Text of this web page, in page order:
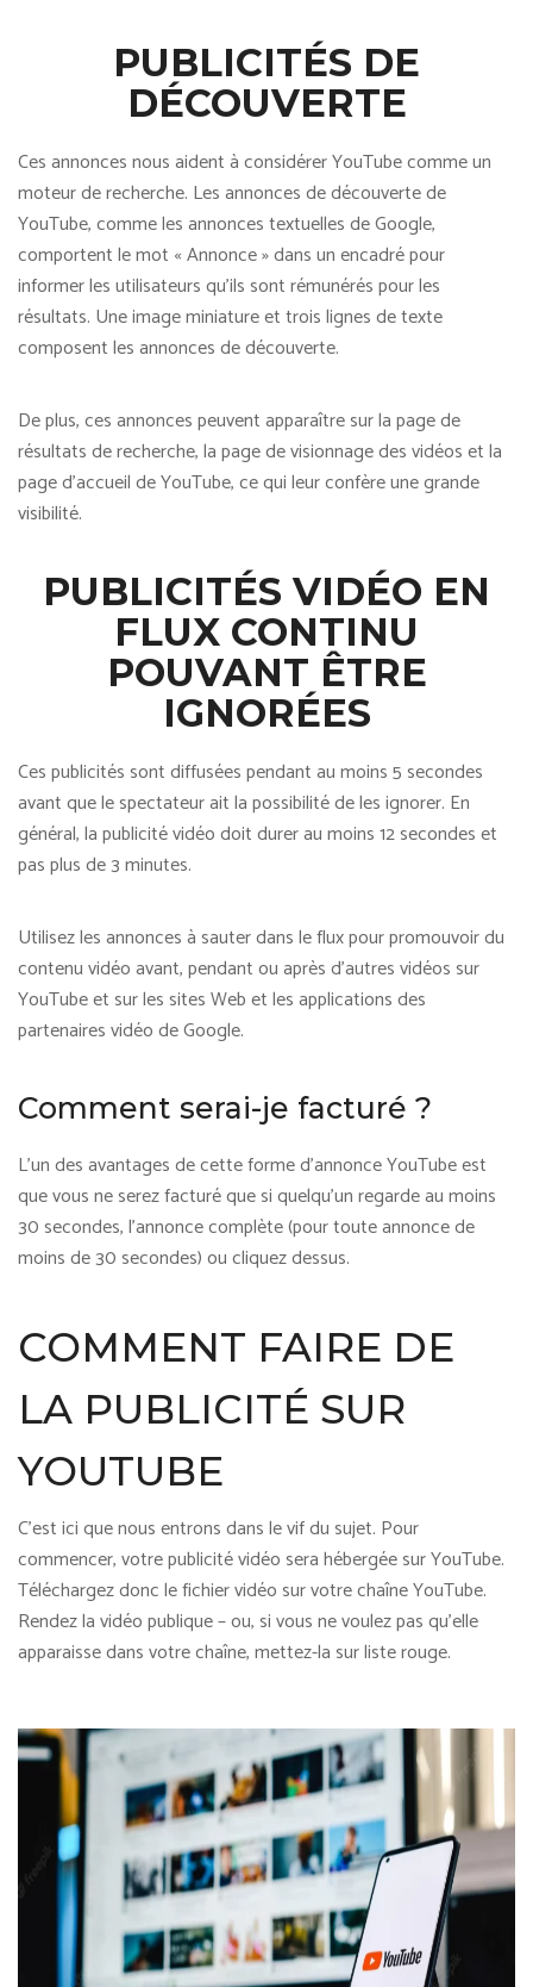
PUBLICITÉS DE
DÉCOUVERTE
Ces annonces nous aident à considérer YouTube comme un
moteur de recherche. Les annonces de découverte de
YouTube, comme les annonces textuelles de Google,
comportent le mot « Annonce » dans un encadré pour
informer les utilisateurs qu’ils sont rémunérés pour les
résultats. Une image miniature et trois lignes de texte
composent les annonces de découverte.
De plus, ces annonces peuvent apparaître sur la page de
résultats de recherche, la page de visionnage des vidéos et la
page d’accueil de YouTube, ce qui leur confère une grande
visibilité.
PUBLICITÉS VIDÉO EN
FLUX CONTINU
POUVANT ÊTRE
IGNORÉES
Ces publicités sont diffusées pendant au moins 5 secondes
avant que le spectateur ait la possibilité de les ignorer. En
général, la publicité vidéo doit durer au moins 12 secondes et
pas plus de 3 minutes.
Utilisez les annonces à sauter dans le flux pour promouvoir du
contenu vidéo avant, pendant ou après d’autres vidéos sur
YouTube et sur les sites Web et les applications des
partenaires vidéo de Google.
Comment serai-je facturé ?
L’un des avantages de cette forme d’annonce YouTube est
que vous ne serez facturé que si quelqu’un regarde au moins
30 secondes, l’annonce complète (pour toute annonce de
moins de 30 secondes) ou cliquez dessus.
COMMENT FAIRE DE
LA PUBLICITÉ SUR
YOUTUBE
C’est ici que nous entrons dans le vif du sujet. Pour
commencer, votre publicité vidéo sera hébergée sur YouTube.
Téléchargez donc le fichier vidéo sur votre chaîne YouTube.
Rendez la vidéo publique – ou, si vous ne voulez pas qu’elle
apparaisse dans votre chaîne, mettez-la sur liste rouge.